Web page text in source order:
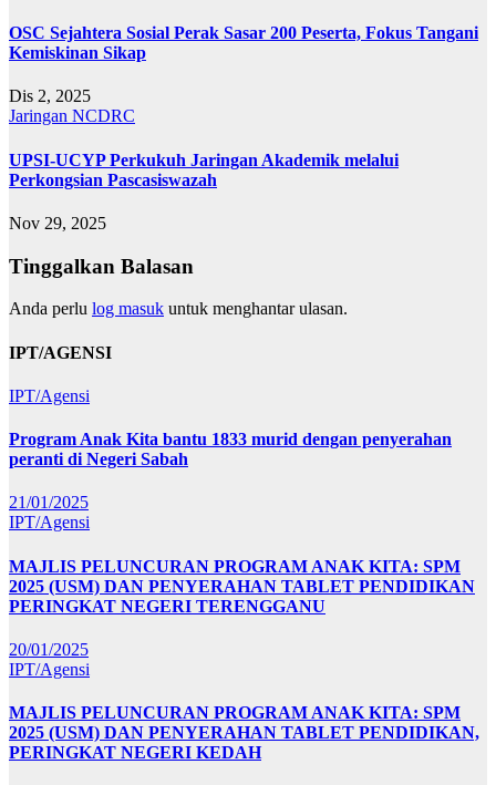
OSC Sejahtera Sosial Perak Sasar 200 Peserta, Fokus Tangani
Kemiskinan Sikap
Dis 2, 2025
Jaringan NCDRC
UPSI-UCYP Perkukuh Jaringan Akademik melalui
Perkongsian Pascasiswazah
Nov 29, 2025
Tinggalkan Balasan
Anda perlu log masuk untuk menghantar ulasan.
IPT/AGENSI
IPT/Agensi
Program Anak Kita bantu 1833 murid dengan penyerahan
peranti di Negeri Sabah
21/01/2025
IPT/Agensi
MAJLIS PELUNCURAN PROGRAM ANAK KITA: SPM
2025 (USM) DAN PENYERAHAN TABLET PENDIDIKAN
PERINGKAT NEGERI TERENGGANU
20/01/2025
IPT/Agensi
MAJLIS PELUNCURAN PROGRAM ANAK KITA: SPM
2025 (USM) DAN PENYERAHAN TABLET PENDIDIKAN,
PERINGKAT NEGERI KEDAH